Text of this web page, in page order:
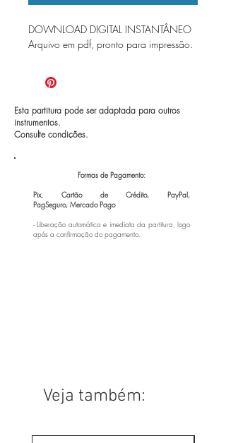
DOWNLOAD DIGITAL INSTANTÂNEO
Arquivo em pdf, pronto para impressão.
Esta partitura pode ser adaptada para outros
instrumentos.
Consulte condições.
Formas de Pagamento:
Pix, Cartão de Crédito, PayPal,
PagSeguro, Mercado Pago
- Liberação automática e imediata da partitura, logo
após a confirmação do pagamento.
Veja também: